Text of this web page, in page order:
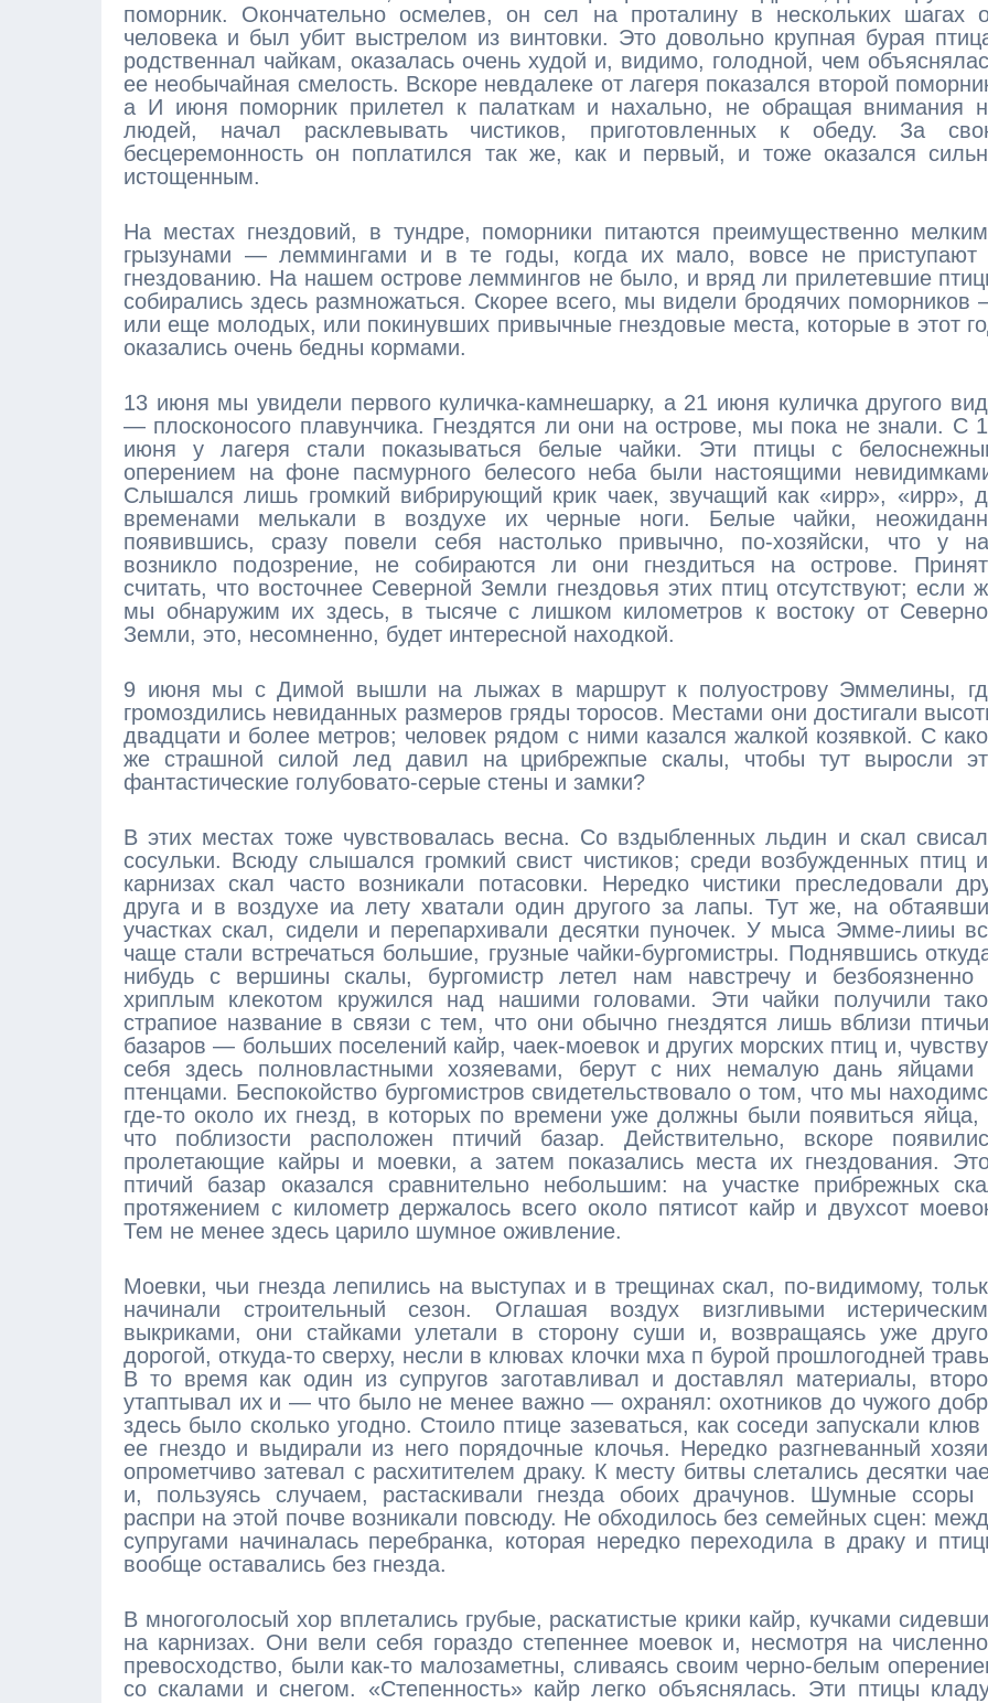
поморник. Окончательно осмелев, он сел на проталину в нескольких шагах
человека и был убит выстрелом из винтовки. Это довольно крупная бурая
родственнал чайкам, оказалась очень худой и, видимо, голодной, чем
ее необычайная смелость. Вскоре невдалеке от лагеря показался второй
а И июня поморник прилетел к палаткам и нахально, не обращая внимания
людей, начал расклевывать чистиков, приготовленных к обеду. За
бесцеремонность он поплатился так же, как и первый, и тоже оказался
истощенным.
На местах гнездовий, в тундре, поморники питаются преимущественно
грызунами — леммингами и в те годы, когда их мало, вовсе не приступают
гнездованию. На нашем острове леммингов не было, и вряд ли прилетевшие
собирались здесь размножаться. Скорее всего, мы видели бродячих поморников
или еще молодых, или покинувших привычные гнездовые места, которые в этот
оказались очень бедны кормами.
13 июня мы увидели первого куличка-камнешарку, а 21 июня куличка другого
— плосконосого плавунчика. Гнездятся ли они на острове, мы пока не знали. С
июня у лагеря стали показываться белые чайки. Эти птицы с
оперением на фоне пасмурного белесого неба были настоящими
Слышался лишь громкий вибрирующий крик чаек, звучащий как «ирр», «ирр»,
временами мелькали в воздухе их черные ноги. Белые чайки,
появившись, сразу повели себя настолько привычно, по-хозяйски, что у
возникло подозрение, не собираются ли они гнездиться на острове.
считать, что восточнее Северной Земли гнездовья этих птиц отсутствуют; если
мы обнаружим их здесь, в тысяче с лишком километров к востоку от
Земли, это, несомненно, будет интересной находкой.
9 июня мы с Димой вышли на лыжах в маршрут к полуострову Эммелины,
громоздились невиданных размеров гряды торосов. Местами они достигали
двадцати и более метров; человек рядом с ними казался жалкой козявкой. С
же страшной силой лед давил на црибрежпые скалы, чтобы тут выросли
фантастические голубовато-серые стены и замки?
В этих местах тоже чувствовалась весна. Со вздыбленных льдин и скал
сосульки. Всюду слышался громкий свист чистиков; среди возбужденных птиц
карнизах скал часто возникали потасовки. Нередко чистики преследовали
друга и в воздухе иа лету хватали один другого за лапы. Тут же, на
участках скал, сидели и перепархивали десятки пуночек. У мыса Эмме-лииы
чаще стали встречаться большие, грузные чайки-бургомистры. Поднявшись
нибудь с вершины скалы, бургомистр летел нам навстречу и безбоязненно
хриплым клекотом кружился над нашими головами. Эти чайки получили
страпиое название в связи с тем, что они обычно гнездятся лишь вблизи
базаров — больших поселений кайр, чаек-моевок и других морских птиц и,
себя здесь полновластными хозяевами, берут с них немалую дань яйцами
птенцами. Беспокойство бургомистров свидетельствовало о том, что мы
где-то около их гнезд, в которых по времени уже должны были появиться яйца,
что поблизости расположен птичий базар. Действительно, вскоре
пролетающие кайры и моевки, а затем показались места их гнездования.
птичий базар оказался сравнительно небольшим: на участке прибрежных
протяжением с километр держалось всего около пятисот кайр и двухсот
Тем не менее здесь царило шумное оживление.
Моевки, чьи гнезда лепились на выступах и в трещинах скал, по-видимому,
начинали строительный сезон. Оглашая воздух визгливыми
выкриками, они стайками улетали в сторону суши и, возвращаясь уже
дорогой, откуда-то сверху, несли в клювах клочки мха п бурой прошлогодней
В то время как один из супругов заготавливал и доставлял материалы,
утаптывал их и — что было не менее важно — охранял: охотников до чужого
здесь было сколько угодно. Стоило птице зазеваться, как соседи запускали клюв
ее гнездо и выдирали из него порядочные клочья. Нередко разгневанный
опрометчиво затевал с расхитителем драку. К месту битвы слетались десятки
и, пользуясь случаем, растаскивали гнезда обоих драчунов. Шумные ссоры
распри на этой почве возникали повсюду. Не обходилось без семейных сцен:
супругами начиналась перебранка, которая нередко переходила в драку и
вообще оставались без гнезда.
В многоголосый хор вплетались грубые, раскатистые крики кайр, кучками
на карнизах. Они вели себя гораздо степеннее моевок и, несмотря на
превосходство, были как-то малозаметны, сливаясь своим черно-белым
со скалами и снегом. «Степенность» кайр легко объяснялась. Эти птицы